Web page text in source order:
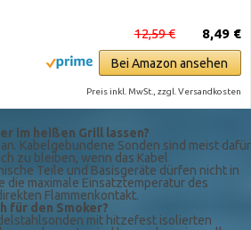
8,49 €
12,59 €
Bei Amazon ansehen
Preis inkl. MwSt., zzgl. Versandkosten
im heißen Grill lassen?
Kabelgebundene Sonden sind meist dafür
zu bleiben, wenn das Kabel
Teile und Basisgeräte dürfen nicht in
die maximale Einsatztemperatur des
Flammenkontakt.
für den Smoker?
mit hitzefest isolierten